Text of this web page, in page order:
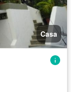
Casa